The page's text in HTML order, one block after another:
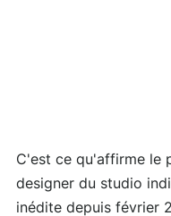
C'est ce qu'affirme le
designer du studio
inédite depuis février